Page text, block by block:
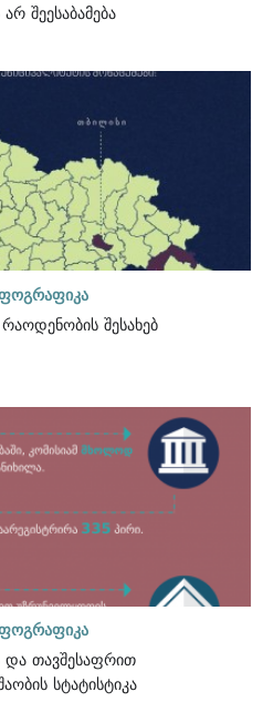
შეესაბამება
შესახებ
სტატისტიკა